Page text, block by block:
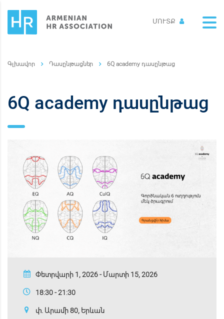
ՄՈՒՏՔ
Դասընթացներ 6Q academy դասընթաց
6Q academy դասընթաց
Փետրվարի 1, 2026 - Մարտի 15, 2026
18:30 - 21:30
փ. Արամի 80, Երևան